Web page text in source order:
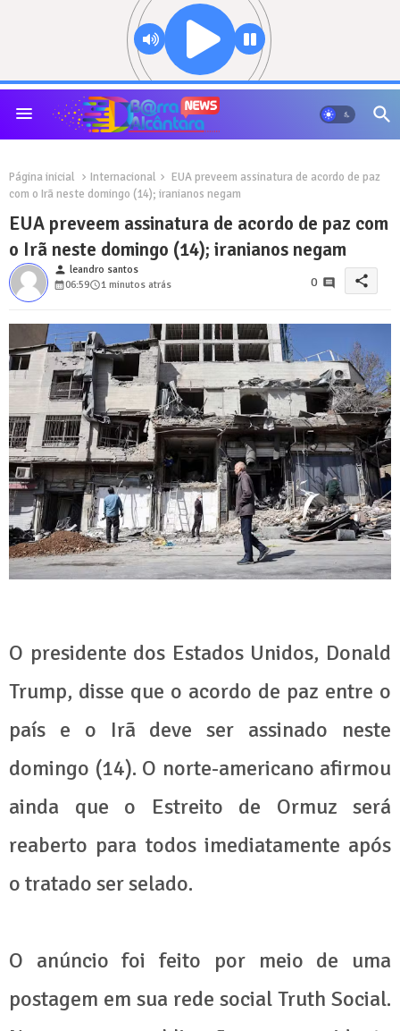
Página inicial Internacional
EUA preveem assinatura de acordo de paz
com o Irã neste domingo (14); iranianos negam
EUA preveem assinatura de acordo de paz com
o Irã neste domingo (14); iranianos negam
person leandro santos
06:59
1 minutos atrás 0 share
O presidente dos Estados Unidos, Donald
Trump, disse que o acordo de paz entre o
país e o Irã deve ser assinado neste
domingo (14). O norte-americano afirmou
ainda que o Estreito de Ormuz será
reaberto para todos imediatamente após
o tratado ser selado.
O anúncio foi feito por meio de uma
postagem em sua rede social Truth Social.